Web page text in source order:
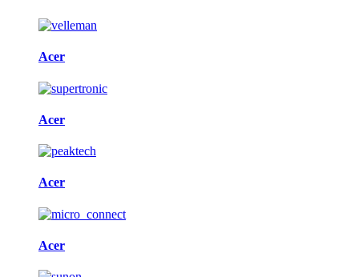
Acer
Acer
Acer
Acer